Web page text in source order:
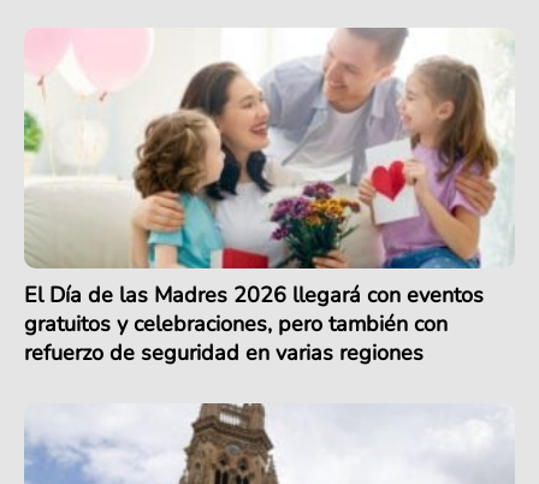
El Día de las Madres 2026 llegará con eventos
gratuitos y celebraciones, pero también con
refuerzo de seguridad en varias regiones